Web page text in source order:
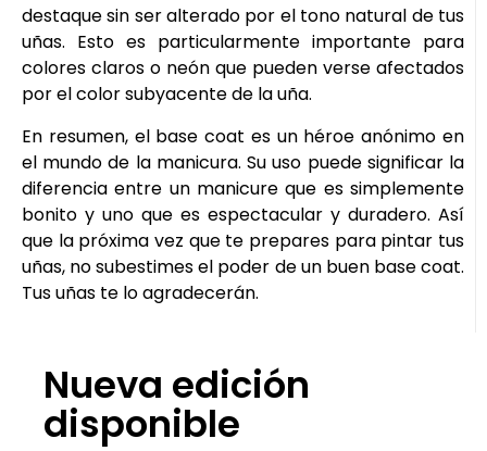
destaque sin ser alterado por el tono natural de tus
uñas. Esto es particularmente importante para
colores claros o neón que pueden verse afectados
por el color subyacente de la uña.
En resumen, el base coat es un héroe anónimo en
el mundo de la manicura. Su uso puede significar la
diferencia entre un manicure que es simplemente
bonito y uno que es espectacular y duradero. Así
que la próxima vez que te prepares para pintar tus
uñas, no subestimes el poder de un buen base coat.
Tus uñas te lo agradecerán.
Nueva edición
disponible